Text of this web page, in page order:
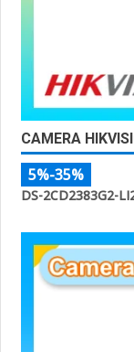
CAMERA
5%-35%
DS-2CD2383G2-